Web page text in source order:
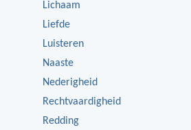
Lichaam
Liefde
Luisteren
Naaste
Nederigheid
Rechtvaardigheid
Redding